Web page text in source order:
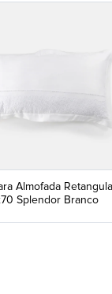
Almofada
Splendor Branco